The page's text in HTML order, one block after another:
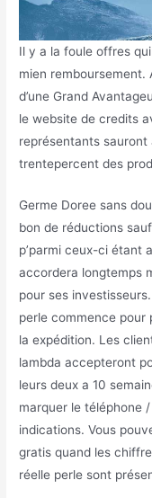
Il y a la foule offres
mien remboursement.
d’une Grand
le website de credits
représentants sauront
trentepercent des
Germe Doree sans
bon de réductions
p’parmi ceux-ci étant
accordera longtemps
pour ses
perle commence pour
la expédition. Les
lambda accepteront
leurs deux a 10
marquer le téléphone
indications. Vous
gratis quand les
réelle perle sont